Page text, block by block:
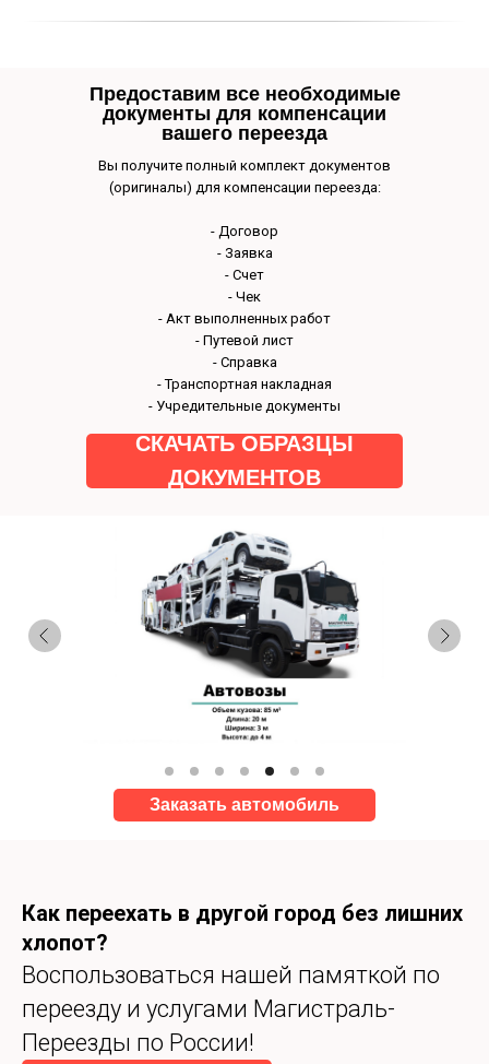
Вы получите полный комплект документов
(оригиналы) для компенсации переезда:
- Договор
- Заявка
- Счет
- Чек
- Акт выполненных работ
- Путевой лист
- Справка
- Транспортная накладная
- Учредительные документы
СКАЧАТЬ ОБРАЗЦЫ
ДОКУМЕНТОВ
Предоставим все необходимые
документы для компенсации
вашего переезда
Заказать автомобиль
Наш
Как переехать в другой город без лишних
хлопот?
Воспользоваться нашей памяткой по
переезду и услугами Магистраль-
Переезды по России!